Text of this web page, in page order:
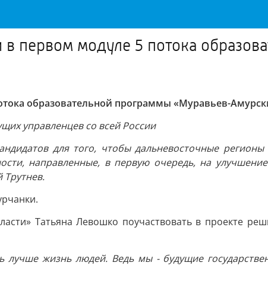
в первом модуле 5 потока
образовательной программы «Муравьев-
управленцев со всей России
для того, чтобы дальневосточные
направленные, в первую очередь, на
Татьяна Левошко поучаствовать в проекте
жизнь людей. Ведь мы - будущие